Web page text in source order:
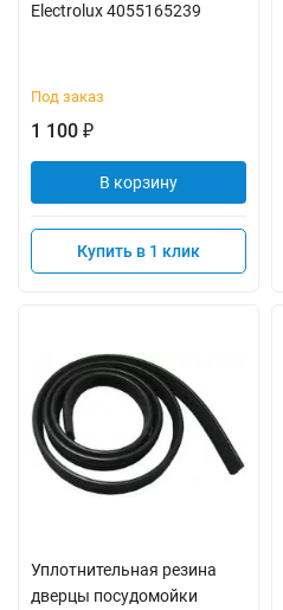
Electrolux 4055165239
Под заказ
1 100 ₽
В корзину
Купить в 1 клик
Уплотнительная резина
дверцы посудомойки